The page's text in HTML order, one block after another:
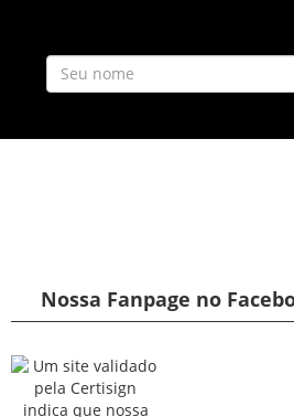
Nossa Fanpage no